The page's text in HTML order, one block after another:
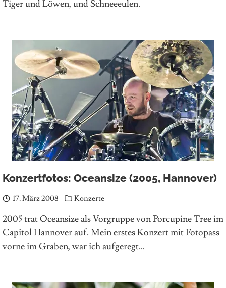
Tiger und Löwen, und Schneeeulen.
Konzertfotos: Oceansize (2005, Hannover)
17. März 2008 Konzerte
2005 trat Oceansize als Vorgruppe von Porcupine Tree im
Capitol Hannover auf. Mein erstes Konzert mit Fotopass
vorne im Graben, war ich aufgeregt…